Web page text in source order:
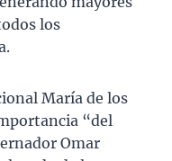
los
María de los
“del
Omar